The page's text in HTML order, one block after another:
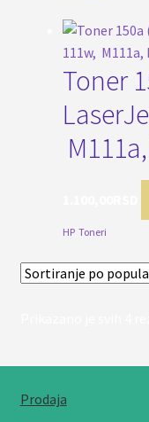
Toner
HP, Toneri
Prodaja